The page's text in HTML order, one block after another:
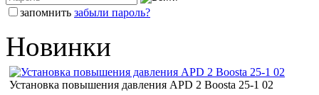
запомнить забыли пароль?
Новинки
Установка повышения давления APD 2 Boosta 25-1 02